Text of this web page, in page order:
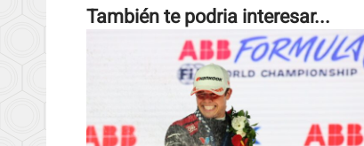
También te podria interesar...